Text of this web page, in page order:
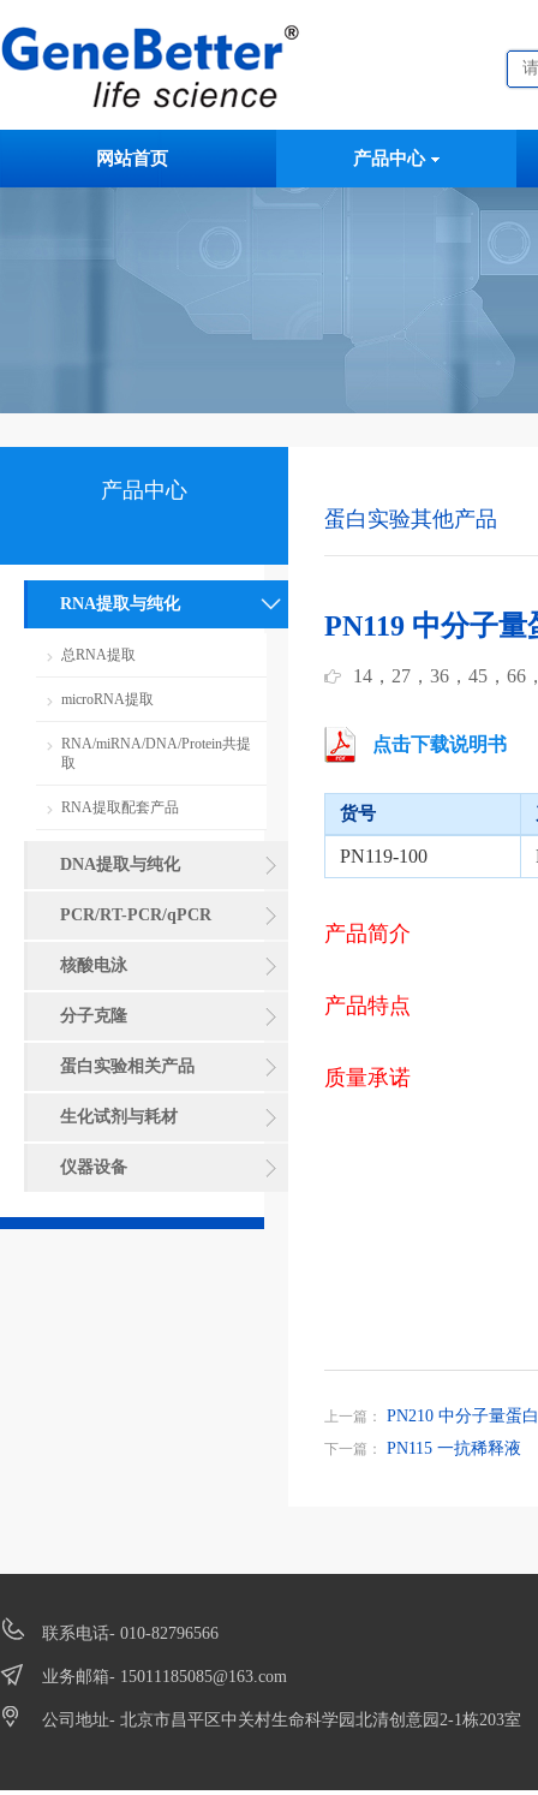
网站首页 产品中心
产品中心
RNA提取与纯化
总RNA提取
microRNA提取
RNA/miRNA/DNA/Protein共提
取
RNA提取配套产品
DNA提取与纯化
PCR/RT-PCR/qPCR
核酸电泳
分子克隆
蛋白实验相关产品
生化试剂与耗材
仪器设备
蛋白实验其他产品
PN119 中分子
14，27，36，45，66
点击下载说明书
货号
PN119-100
产品简介
产品特点
质量承诺
上一篇： PN210 中分子量蛋
下一篇： PN115 一抗稀释液
联系电话- 010-82796566
业务邮箱- 15011185085@163.com
公司地址- 北京市昌平区中关村生命科学园北清创意园2-1栋203室